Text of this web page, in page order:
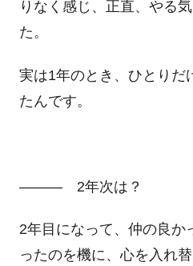
りなく感じ、正直、やる
た。
実は1年のとき、ひとりだ
たんです。
――― 2年次は？
2年目になって、仲の良か
ったのを機に、心を入れ替